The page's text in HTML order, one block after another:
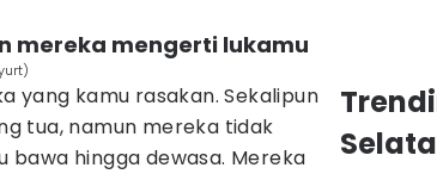
mereka mengerti lukamu
yang kamu rasakan. Sekalipun
tua, namun mereka tidak
bawa hingga dewasa. Mereka